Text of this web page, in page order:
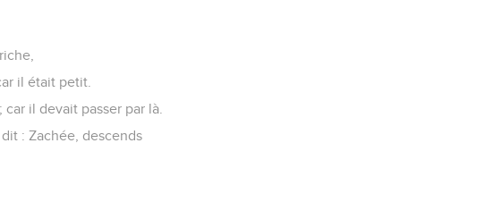
il était petit.
il devait passer par là.
: Zachée, descends